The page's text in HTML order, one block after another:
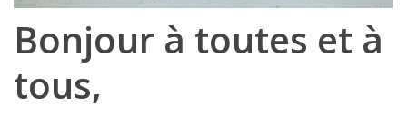
Bonjour à toutes et à
tous,